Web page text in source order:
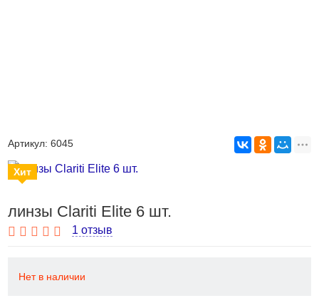
1910 руб.
Артикул:6045
Хит
линзы Clariti Elite 6 шт.
1 отзыв
Нет в наличии